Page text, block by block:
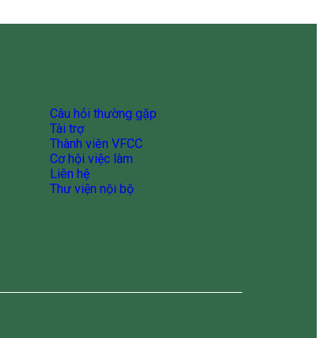
Câu hỏi thường gặp
Tài trợ
Thành viên VFCC
Cơ hội việc làm
Liên hệ
Thư viện nội bộ